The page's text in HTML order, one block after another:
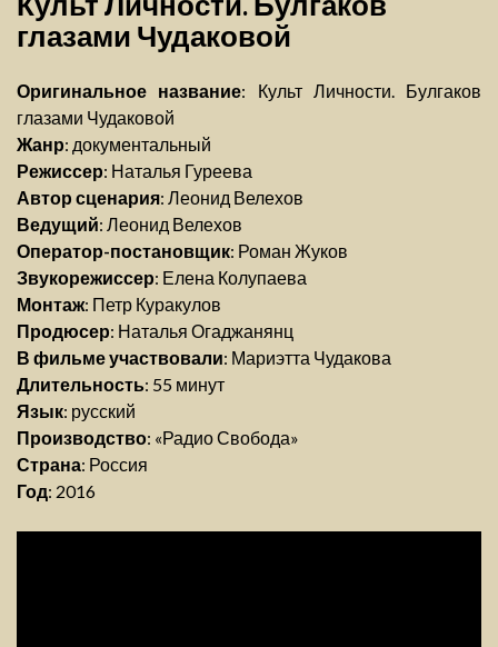
глазами Чудаковой
Оригинальное название: Культ Личности. Булгаков
глазами Чудаковой
Жанр: документальный
Режиссер: Наталья Гуреева
Автор сценария: Леонид Велехов
Ведущий: Леонид Велехов
Оператор-постановщик: Роман Жуков
Звукорежиссер: Елена Колупаева
Монтаж: Петр Куракулов
Продюсер: Наталья Огаджанянц
В фильме участвовали: Мариэтта Чудакова
Длительность: 55 минут
Язык: русский
Производство: «Радио Свобода»
Страна: Россия
Год: 2016